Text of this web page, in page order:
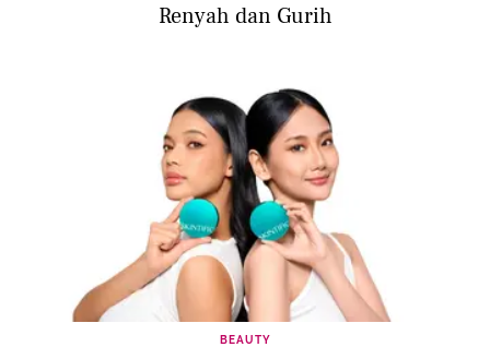
Renyah dan Gurih
BEAUTY